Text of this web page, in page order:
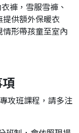
褲，雪服雪褲、
供額外保暖衣
形帶孩童至室內
攻班課程，請多注